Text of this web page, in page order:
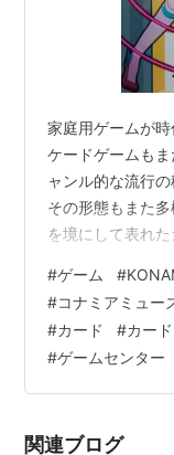
家庭用ゲームが
ケードゲームも
ャンル的な流行
その形態もまた
を境にして表れ
そ革命的な存在
るアーケードゲ
作品ではあるが、
した作品である！
ネクト』とは今
#ゲーム #
#コナミアミュー
#カード #カー
#ゲームセンター
関連ブログ